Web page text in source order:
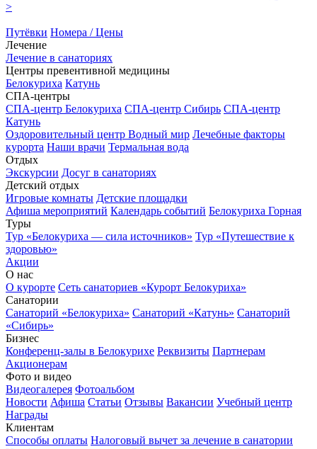
>
Путёвки Номера / Цены
Лечение
Лечение в санаториях
Центры превентивной медицины
Белокуриха Катунь
СПА-центры
СПА-центр Белокуриха СПА-центр Сибирь СПА-центр
Катунь
Оздоровительный центр Водный мир Лечебные факторы
курорта Наши врачи Термальная вода
Отдых
Экскурсии Досуг в санаториях
Детский отдых
Игровые комнаты Детские площадки
Афиша мероприятий Календарь событий Белокуриха Горная
Туры
Тур «Белокуриха — сила источников» Тур «Путешествие к
здоровью»
Акции
О нас
О курорте Сеть санаториев «Курорт Белокуриха»
Санатории
Санаторий «Белокуриха» Санаторий «Катунь» Санаторий
«Сибирь»
Бизнес
Конференц-залы в Белокурихе Реквизиты Партнерам
Акционерам
Фото и видео
Видеогалерея Фотоальбом
Новости Афиша Статьи Отзывы Вакансии Учебный центр
Награды
Клиентам
Способы оплаты Налоговый вычет за лечение в санатории